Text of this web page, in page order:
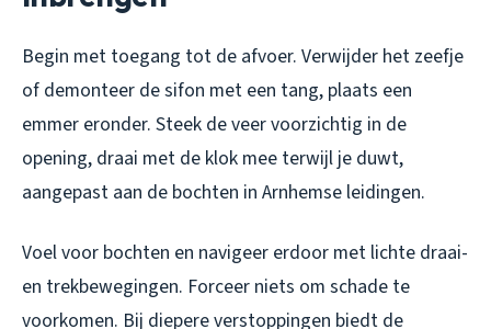
Begin met toegang tot de afvoer. Verwijder het zeefje
of demonteer de sifon met een tang, plaats een
emmer eronder. Steek de veer voorzichtig in de
opening, draai met de klok mee terwijl je duwt,
aangepast aan de bochten in Arnhemse leidingen.
Voel voor bochten en navigeer erdoor met lichte draai-
en trekbewegingen. Forceer niets om schade te
voorkomen. Bij diepere verstoppingen biedt de